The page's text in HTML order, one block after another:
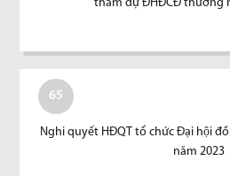
tham dự ĐHĐCĐ thường
65
Nghi quyết HĐQT tổ chức Đại hội
năm 2023